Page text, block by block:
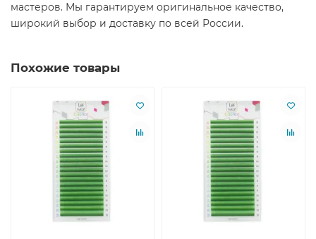
мастеров. Мы гарантируем оригинальное качество,
широкий выбор и доставку по всей России.
Похожие товары